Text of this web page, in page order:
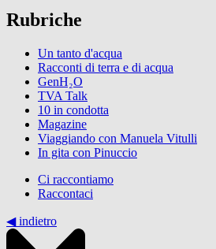
Rubriche
Un tanto d'acqua
Racconti di terra e di acqua
GenH₂O
TVA Talk
10 in condotta
Magazine
Viaggiando con Manuela Vitulli
In gita con Pinuccio
Ci raccontiamo
Raccontaci
◀︎ indietro